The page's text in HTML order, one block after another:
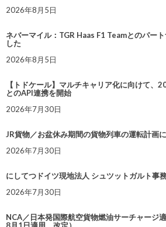
2026年8月5日
ネバーマイル：TGR Haas F1 Teamとのパー
した
2026年8月5日
【トドケール】マルチキャリア化に向けて、
とのAPI連携を開始
2026年7月30日
JR貨物／お盆休み期間の貨物列車の運転計画
2026年7月30日
にしてつドイツ現地法人 シュツットガルト事
2026年7月30日
NCA／日本発国際航空貨物燃油サーチャージ